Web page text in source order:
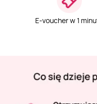
E-voucher w 1